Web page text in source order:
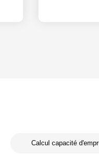
Calcul capacité